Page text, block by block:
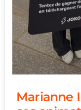
Marianne